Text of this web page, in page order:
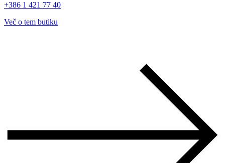
+386 1 421 77 40
Več o tem butiku